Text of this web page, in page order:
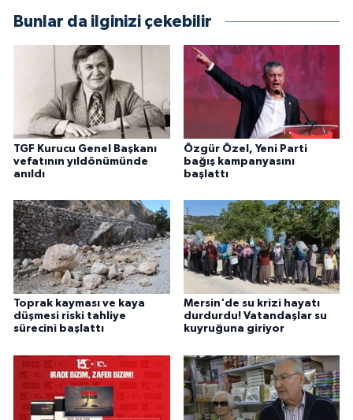
Bunlar da ilginizi çekebilir
TGF Kurucu Genel Başkanı
vefatının yıldönümünde
anıldı
Özgür Özel, Yeni Parti
bağış kampanyasını
başlattı
Toprak kayması ve kaya
düşmesi riski tahliye
sürecini başlattı
Mersin'de su krizi hayatı
durdurdu! Vatandaşlar su
kuyruğuna giriyor